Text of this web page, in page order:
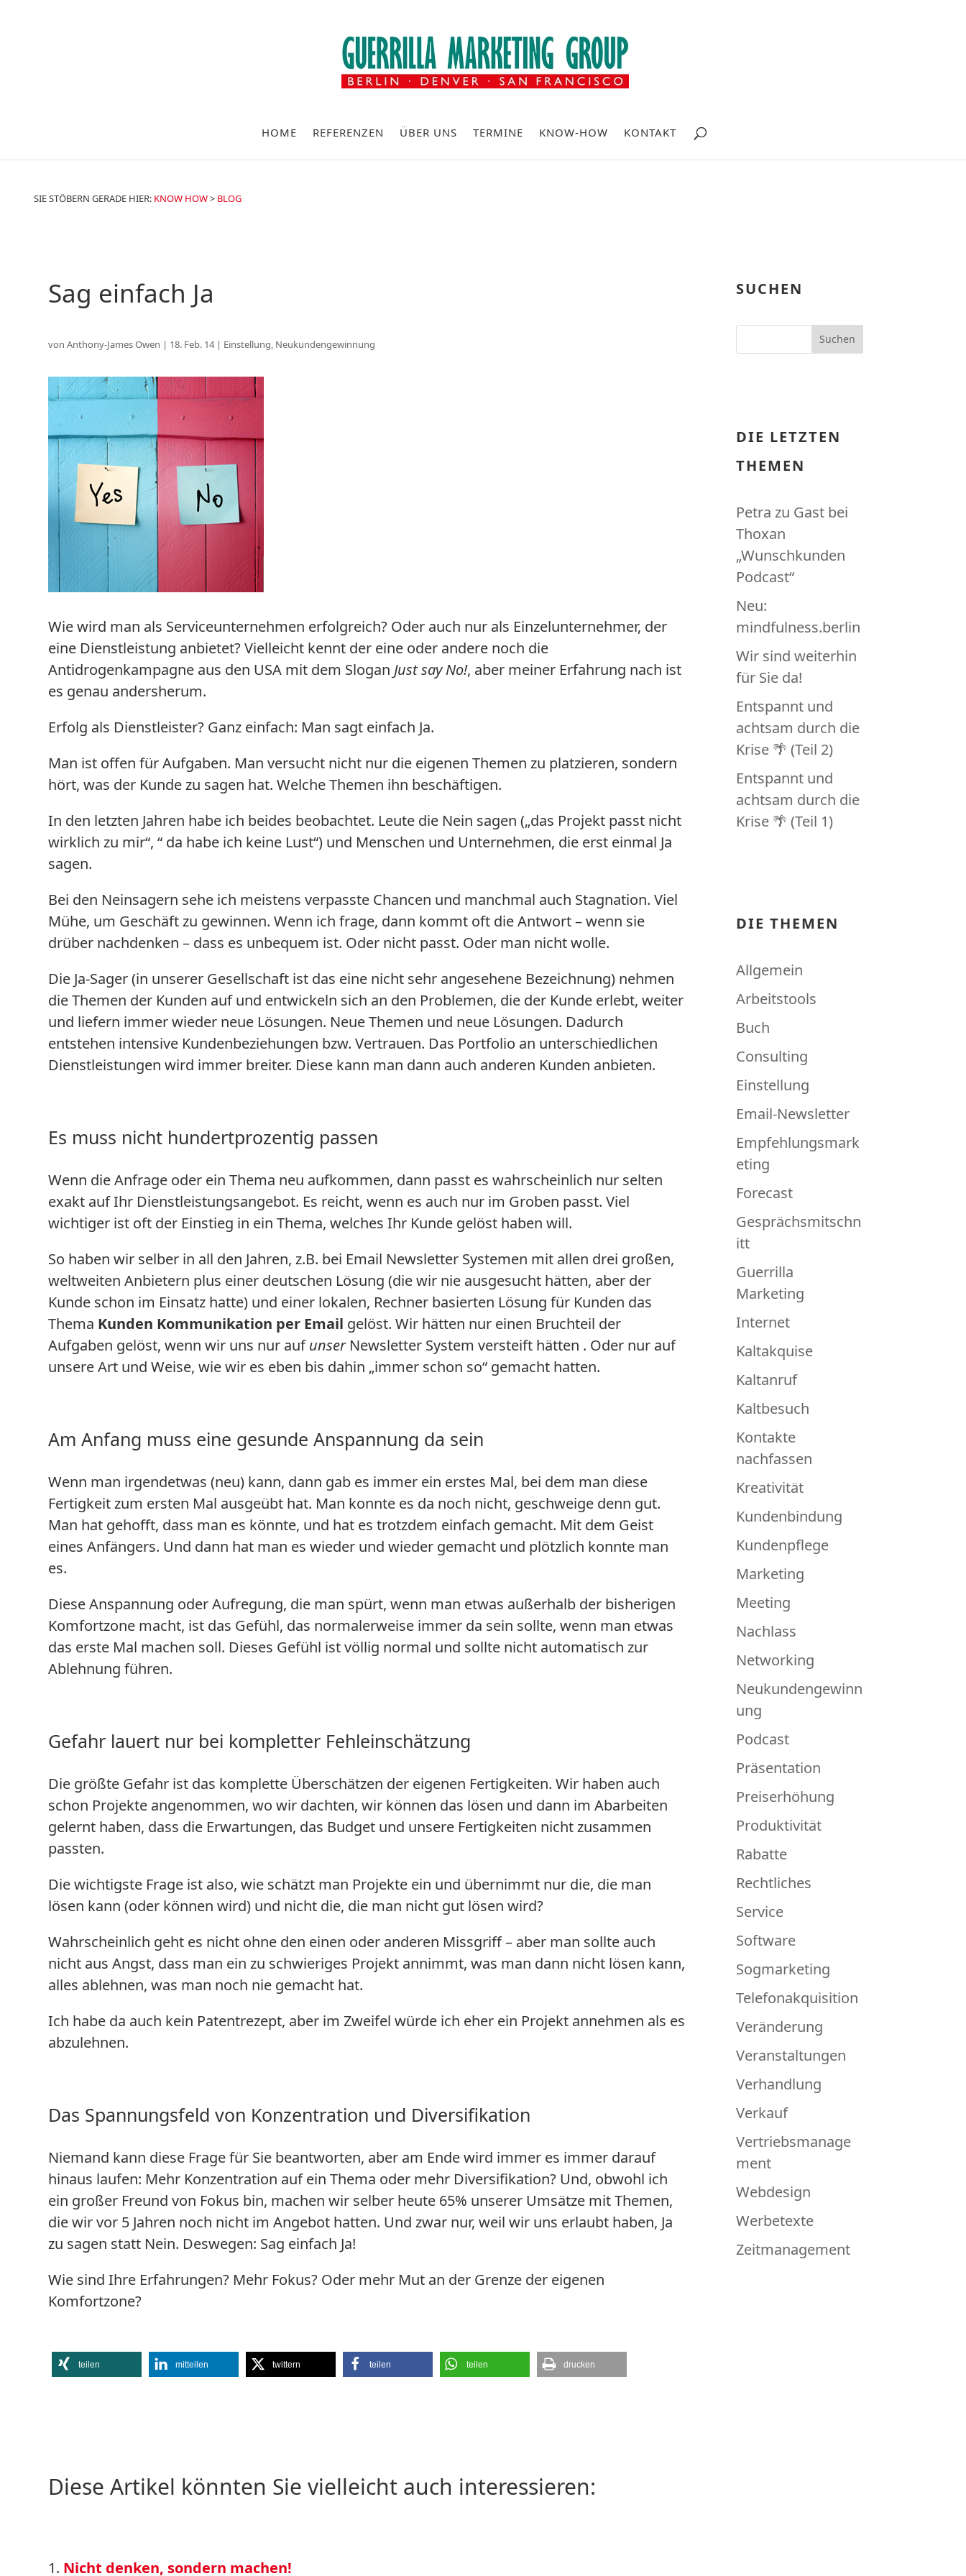
HOME REFERENZEN ÜBER UNS TERMINE KNOW-HOW KONTAKT
SIE STÖBERN GERADE HIER: KNOW HOW> BLOG
Sag einfach Ja
vonAnthony-James Owen | 18. Feb. 14| Einstellung, Neukundengewinnung
Wie wird man als Serviceunternehmen erfolgreich? Oder auch nur als Einzelunternehmer, der
eine Dienstleistung anbietet? Vielleicht kennt der eine oder andere noch die
Antidrogenkampagne aus den USA mit dem Slogan Just say No!, aber meiner Erfahrung nach ist
es genau andersherum.
Erfolg als Dienstleister? Ganz einfach: Man sagt einfach Ja.
Man ist offen für Aufgaben. Man versucht nicht nur die eigenen Themen zu platzieren, sondern
hört, was der Kunde zu sagen hat. Welche Themen ihn beschäftigen.
In den letzten Jahren habe ich beides beobachtet. Leute die Nein sagen („das Projekt passt nicht
wirklich zu mir“, “ da habe ich keine Lust“) und Menschen und Unternehmen, die erst einmal Ja
sagen.
Bei den Neinsagern sehe ich meistens verpasste Chancen und manchmal auch Stagnation. Viel
Mühe, um Geschäft zu gewinnen. Wenn ich frage, dann kommt oft die Antwort – wenn sie
drüber nachdenken – dass es unbequem ist. Oder nicht passt. Oder man nicht wolle.
Die Ja-Sager (in unserer Gesellschaft ist das eine nicht sehr angesehene Bezeichnung) nehmen
die Themen der Kunden auf und entwickeln sich an den Problemen, die der Kunde erlebt, weiter
und liefern immer wieder neue Lösungen. Neue Themen und neue Lösungen. Dadurch
entstehen intensive Kundenbeziehungen bzw. Vertrauen. Das Portfolio an unterschiedlichen
Dienstleistungen wird immer breiter. Diese kann man dann auch anderen Kunden anbieten.
Es muss nicht hundertprozentig passen
Wenn die Anfrage oder ein Thema neu aufkommen, dann passt es wahrscheinlich nur selten
exakt auf Ihr Dienstleistungsangebot. Es reicht, wenn es auch nur im Groben passt. Viel
wichtiger ist oft der Einstieg in ein Thema, welches Ihr Kunde gelöst haben will.
So haben wir selber in all den Jahren, z.B. bei Email Newsletter Systemen mit allen drei großen,
weltweiten Anbietern plus einer deutschen Lösung (die wir nie ausgesucht hätten, aber der
Kunde schon im Einsatz hatte) und einer lokalen, Rechner basierten Lösung für Kunden das
Thema Kunden Kommunikation per Email gelöst. Wir hätten nur einen Bruchteil der
Aufgaben gelöst, wenn wir uns nur aufunserNewsletter System versteift hätten . Oder nur auf
unsere Art und Weise, wie wir es eben bis dahin „immer schon so“ gemacht hatten.
Am Anfang muss eine gesunde Anspannung da sein
Wenn man irgendetwas (neu) kann, dann gab es immer ein erstes Mal, bei dem man diese
Fertigkeit zum ersten Mal ausgeübt hat. Man konnte es da noch nicht, geschweige denn gut.
Man hat gehofft, dass man es könnte, und hat es trotzdem einfach gemacht. Mit dem Geist
eines Anfängers. Und dann hat man es wieder und wieder gemacht und plötzlich konnte man
es.
Diese Anspannung oder Aufregung, die man spürt, wenn man etwas außerhalb der bisherigen
Komfortzone macht, ist das Gefühl, das normalerweise immer da sein sollte, wenn man etwas
das erste Mal machen soll. Dieses Gefühl ist völlig normal und sollte nicht automatisch zur
Ablehnung führen.
Gefahr lauert nur bei kompletter Fehleinschätzung
Die größte Gefahr ist das komplette Überschätzen der eigenen Fertigkeiten. Wir haben auch
schon Projekte angenommen, wo wir dachten, wir können das lösen und dann im Abarbeiten
gelernt haben, dass die Erwartungen, das Budget und unsere Fertigkeiten nicht zusammen
passten.
Die wichtigste Frage ist also, wie schätzt man Projekte ein und übernimmt nur die, die man
lösen kann (oder können wird) und nicht die, die man nicht gut lösen wird?
Wahrscheinlich geht es nicht ohne den einen oder anderen Missgriff – aber man sollte auch
nicht aus Angst, dass man ein zu schwieriges Projekt annimmt, was man dann nicht lösen kann,
alles ablehnen, was man noch nie gemacht hat.
Ich habe da auch kein Patentrezept, aber im Zweifel würde ich eher ein Projekt annehmen als es
abzulehnen.
Das Spannungsfeld von Konzentration und Diversifikation
Niemand kann diese Frage für Sie beantworten, aber am Ende wird immer es immer darauf
hinaus laufen: Mehr Konzentration auf ein Thema oder mehr Diversifikation? Und, obwohl ich
ein großer Freund von Fokus bin, machen wir selber heute 65% unserer Umsätze mit Themen,
die wir vor 5 Jahren noch nicht im Angebot hatten. Und zwar nur, weil wir uns erlaubt haben, Ja
zu sagen statt Nein. Deswegen: Sag einfach Ja!
Wie sind Ihre Erfahrungen? Mehr Fokus? Oder mehr Mut an der Grenze der eigenen
Komfortzone?
teilen mitteilen twittern teilen teilen drucken
Diese Artikel könnten Sie vielleicht auch interessieren:
Nicht denken, sondern machen!
SUCHEN
DIE LETZTEN
THEMEN
Petra zu Gast bei
Thoxan
„Wunschkunden
Podcast“
Neu:
mindfulness.berlin
Wir sind weiterhin
für Sie da!
Entspannt und
achtsam durch die
Krise 🌴 (Teil 2)
Entspannt und
achtsam durch die
Krise 🌴 (Teil 1)
DIE THEMEN
Allgemein
Arbeitstools
Buch
Consulting
Einstellung
Email-Newsletter
Empfehlungsmark
eting
Forecast
Gesprächsmitschn
itt
Guerrilla
Marketing
Internet
Kaltakquise
Kaltanruf
Kaltbesuch
Kontakte
nachfassen
Kreativität
Kundenbindung
Kundenpflege
Marketing
Meeting
Nachlass
Networking
Neukundengewinn
ung
Podcast
Präsentation
Preiserhöhung
Produktivität
Rabatte
Rechtliches
Service
Software
Sogmarketing
Telefonakquisition
Veränderung
Veranstaltungen
Verhandlung
Verkauf
Vertriebsmanage
ment
Webdesign
Werbetexte
Zeitmanagement